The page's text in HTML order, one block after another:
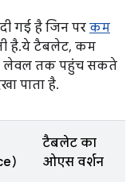
गई है जिन पर कम
है. ये टैबलेट, कम
लेवल तक पहुंच सकते
पाता है.
टैबलेट का
ओएस वर्शन